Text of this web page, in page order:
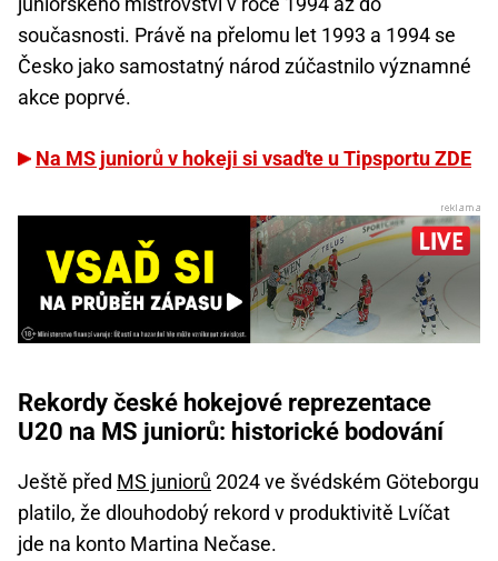
současnosti. Právě na přelomu let 1993 a 1994 se
Česko jako samostatný národ zúčastnilo významné
akce poprvé.
Na MS juniorů v hokeji si vsaďte u Tipsportu ZDE
Rekordy české hokejové reprezentace
U20 na MS juniorů: historické bodování
Ještě před MS juniorů 2024 ve švédském Göteborgu
platilo, že dlouhodobý rekord v produktivitě Lvíčat
jde na konto Martina Nečase.